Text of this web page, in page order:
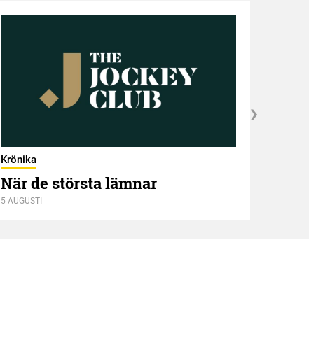
Krönika
När de största lämnar
5 AUGUSTI